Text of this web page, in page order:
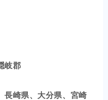
岐郡
長崎県、大分県、宮崎